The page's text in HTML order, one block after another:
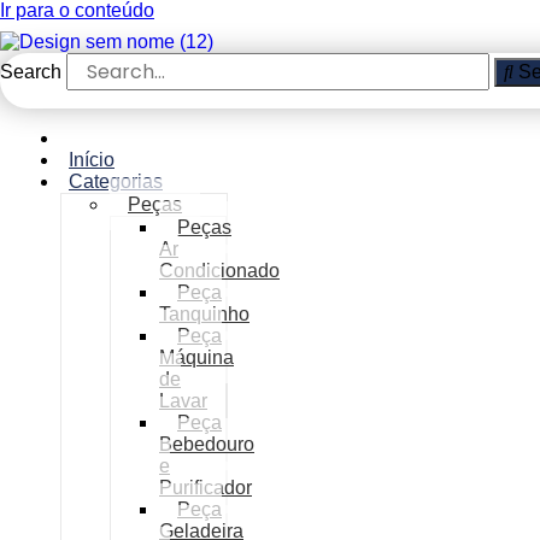
Ir para o conteúdo
Search
Início
Categorias
Peças
Peças
Ar
Condicionado
Peça
Tanquinho
Peça
Máquina
de
Lavar
Peça
Bebedouro
e
Purificador
Peça
Geladeira